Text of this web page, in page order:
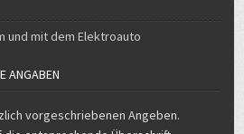
und mit dem Elektroauto
ANGABEN
vorgeschriebenen Angeben.